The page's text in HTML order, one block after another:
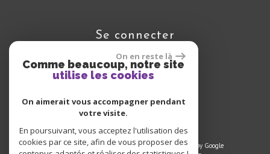
On en reste là
Comme beaucoup, notre site
utilise les cookies
On aimerait vous accompagner pendant
votre visite.
En poursuivant, vous acceptez l'utilisation des
cookies par ce site, afin de vous proposer des
se connecter
Espace propriétaire
© 2024 | Tous droits réservés | Traduction powered by Google